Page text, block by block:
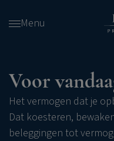
en
inhoud
gaan
Menu
Voor
Het vermogen dat je
Dat koesteren,
beleggingen tot